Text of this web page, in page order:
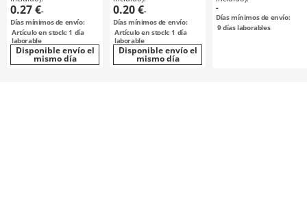
estándar
0.27 €-
Días mínimos de envío:
Artículo en stock: 1 día
laborable
Disponible envío el
mismo día
0.20 €-
Días mínimos de envío:
Artículo en stock: 1 día
laborable
Disponible envío el
mismo día
grandes
-
Días mínimos de envío:
9días laborables